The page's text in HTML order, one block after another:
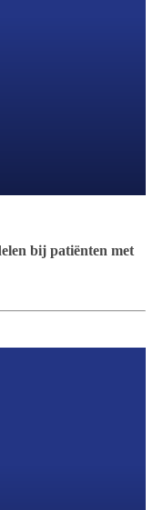
bij patiënten met